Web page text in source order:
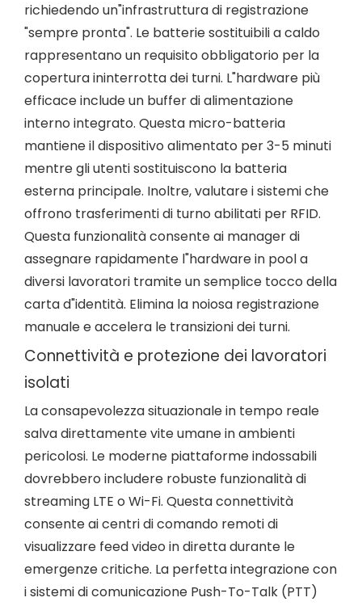
richiedendo un"infrastruttura di registrazione
"sempre pronta". Le batterie sostituibili a caldo
rappresentano un requisito obbligatorio per la
copertura ininterrotta dei turni. L"hardware più
efficace include un buffer di alimentazione
interno integrato. Questa micro-batteria
mantiene il dispositivo alimentato per 3-5 minuti
mentre gli utenti sostituiscono la batteria
esterna principale. Inoltre, valutare i sistemi che
offrono trasferimenti di turno abilitati per RFID.
Questa funzionalità consente ai manager di
assegnare rapidamente l"hardware in pool a
diversi lavoratori tramite un semplice tocco della
carta d"identità. Elimina la noiosa registrazione
manuale e accelera le transizioni dei turni.
Connettività e protezione dei lavoratori
isolati
La consapevolezza situazionale in tempo reale
salva direttamente vite umane in ambienti
pericolosi. Le moderne piattaforme indossabili
dovrebbero includere robuste funzionalità di
streaming LTE o Wi-Fi. Questa connettività
consente ai centri di comando remoti di
visualizzare feed video in diretta durante le
emergenze critiche. La perfetta integrazione con
i sistemi di comunicazione Push-To-Talk (PTT)